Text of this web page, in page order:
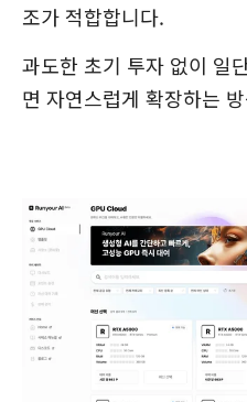
조가 적합합니다.
과도한 초기 투자 없이 일
면 자연스럽게 확장하는